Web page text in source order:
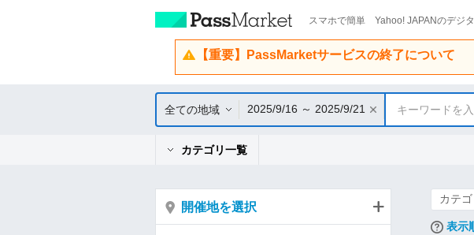
スマホで簡単 Yahoo! JAPANのデジ
【重要】PassMarketサービスの終了について
全ての地域 2025/9/16 ～ 2025/9/21 キーワードを
カテゴリ一覧
カテ
表示
開催地を選択